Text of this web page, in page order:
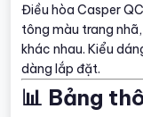
Điều hòa Casper
tông màu trang
khác nhau. Kiểu
dàng lắp đặt.
📊 Bảng